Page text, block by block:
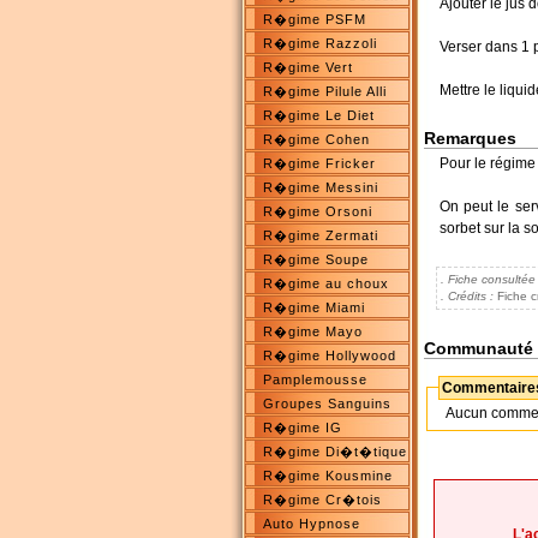
R�gime PSFM
R�gime Razzoli
R�gime Vert
R�gime Pilule Alli
R�gime Le Diet
R�gime Cohen
R�gime Fricker
R�gime Messini
R�gime Orsoni
R�gime Zermati
R�gime Soupe
R�gime au choux
R�gime Miami
R�gime Mayo
R�gime Hollywood
Pamplemousse
Groupes Sanguins
R�gime IG
R�gime Di�t�tique
R�gime Kousmine
R�gime Cr�tois
Auto Hypnose
Ajouter le jus
Verser dans 1
Mettre le
Remarques
Pour le
On peut le
sorbet sur la
. Fiche
. Crédits :Fiche
Communauté
Aucun